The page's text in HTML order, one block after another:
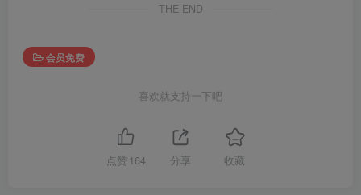
THE END
会员免费
喜欢就支持一下吧
点赞 164 分享 收藏